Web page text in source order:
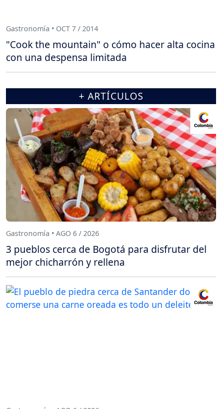
Gastronomía • OCT 7 / 2014
"Cook the mountain" o cómo hacer alta cocina
con una despensa limitada
+ ARTÍCULOS
Gastronomía • AGO 6 / 2026
3 pueblos cerca de Bogotá para disfrutar del
mejor chicharrón y rellena